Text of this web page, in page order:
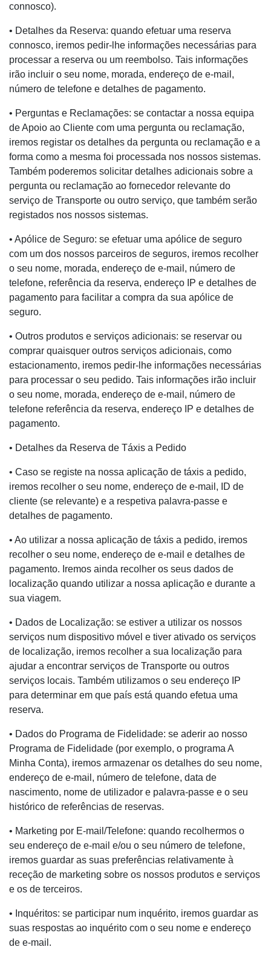
connosco).
• Detalhes da Reserva: quando efetuar uma reserva
connosco, iremos pedir-lhe informações necessárias para
processar a reserva ou um reembolso. Tais informações
irão incluir o seu nome, morada, endereço de e-mail,
número de telefone e detalhes de pagamento.
• Perguntas e Reclamações: se contactar a nossa equipa
de Apoio ao Cliente com uma pergunta ou reclamação,
iremos registar os detalhes da pergunta ou reclamação e a
forma como a mesma foi processada nos nossos sistemas.
Também poderemos solicitar detalhes adicionais sobre a
pergunta ou reclamação ao fornecedor relevante do
serviço de Transporte ou outro serviço, que também serão
registados nos nossos sistemas.
• Apólice de Seguro: se efetuar uma apólice de seguro
com um dos nossos parceiros de seguros, iremos recolher
o seu nome, morada, endereço de e-mail, número de
telefone, referência da reserva, endereço IP e detalhes de
pagamento para facilitar a compra da sua apólice de
seguro.
• Outros produtos e serviços adicionais: se reservar ou
comprar quaisquer outros serviços adicionais, como
estacionamento, iremos pedir-lhe informações necessárias
para processar o seu pedido. Tais informações irão incluir
o seu nome, morada, endereço de e-mail, número de
telefone referência da reserva, endereço IP e detalhes de
pagamento.
• Detalhes da Reserva de Táxis a Pedido
• Caso se registe na nossa aplicação de táxis a pedido,
iremos recolher o seu nome, endereço de e-mail, ID de
cliente (se relevante) e a respetiva palavra-passe e
detalhes de pagamento.
• Ao utilizar a nossa aplicação de táxis a pedido, iremos
recolher o seu nome, endereço de e-mail e detalhes de
pagamento. Iremos ainda recolher os seus dados de
localização quando utilizar a nossa aplicação e durante a
sua viagem.
• Dados de Localização: se estiver a utilizar os nossos
serviços num dispositivo móvel e tiver ativado os serviços
de localização, iremos recolher a sua localização para
ajudar a encontrar serviços de Transporte ou outros
serviços locais. Também utilizamos o seu endereço IP
para determinar em que país está quando efetua uma
reserva.
• Dados do Programa de Fidelidade: se aderir ao nosso
Programa de Fidelidade (por exemplo, o programa A
Minha Conta), iremos armazenar os detalhes do seu nome,
endereço de e-mail, número de telefone, data de
nascimento, nome de utilizador e palavra-passe e o seu
histórico de referências de reservas.
• Marketing por E-mail/Telefone: quando recolhermos o
seu endereço de e-mail e/ou o seu número de telefone,
iremos guardar as suas preferências relativamente à
receção de marketing sobre os nossos produtos e serviços
e os de terceiros.
• Inquéritos: se participar num inquérito, iremos guardar as
suas respostas ao inquérito com o seu nome e endereço
de e-mail.